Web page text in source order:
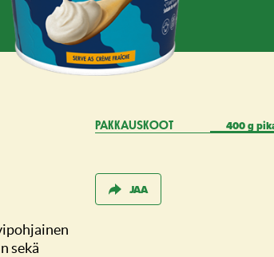
sekä
PAKKAUSKOOT 400 g
JAA